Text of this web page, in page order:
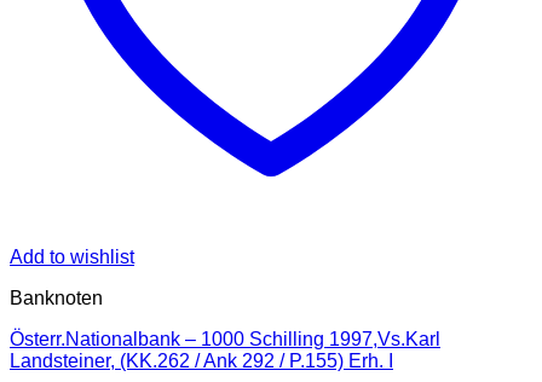
Add to wishlist
Banknoten
Österr.Nationalbank – 1000 Schilling 1997,Vs.Karl
Landsteiner, (KK.262 / Ank 292 / P.155) Erh. I